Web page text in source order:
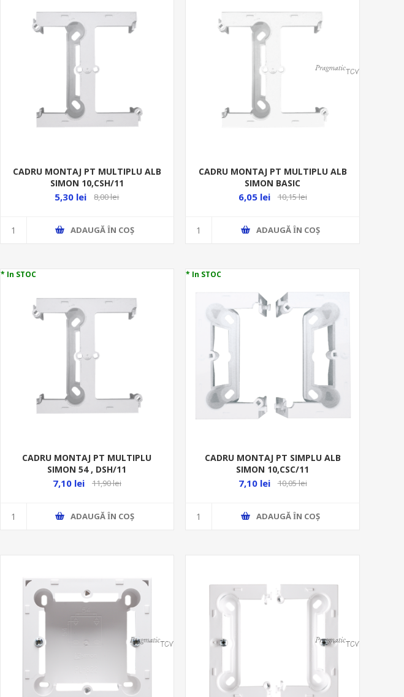
CADRU MONTAJ PT MULTIPLU ALB
SIMON 10,CSH/11
5,30 lei 8,00 lei
ADAUGĂ ȊN COŞ
CADRU MONTAJ PT MULTIPLU ALB
SIMON BASIC
STANDARD,NEOS,CLASSIC PSH/11
6,05 lei 10,15 lei
ADAUGĂ ȊN COŞ
* In STOC
CADRU MONTAJ PT MULTIPLU
SIMON 54 , DSH/11
7,10 lei 11,90 lei
ADAUGĂ ȊN COŞ
* In STOC
CADRU MONTAJ PT SIMPLU ALB
SIMON 10,CSC/11
7,10 lei 10,05 lei
ADAUGĂ ȊN COŞ